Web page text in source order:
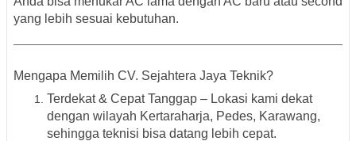
yang lebih sesuai kebutuhan.
Mengapa Memilih CV. Sejahtera Jaya Teknik?
Terdekat & Cepat Tanggap – Lokasi kami dekat
dengan wilayah Kertaraharja, Pedes, Karawang,
sehingga teknisi bisa datang lebih cepat.